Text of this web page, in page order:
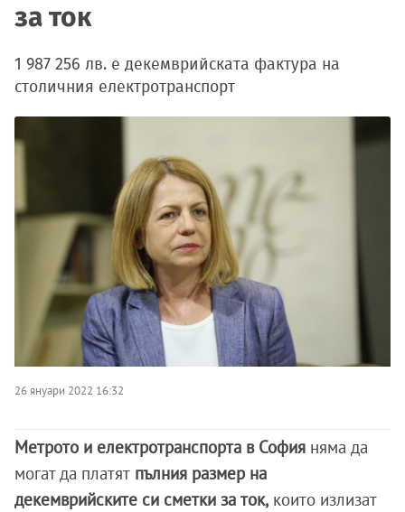
за ток
1 987 256 лв. е декемврийската фактура на
столичния електротранспорт
26 януари 2022 16:32
Метрото и електротранспорта в София няма да
могат да платят пълния размер на
декемврийските си сметки за ток, които излизат